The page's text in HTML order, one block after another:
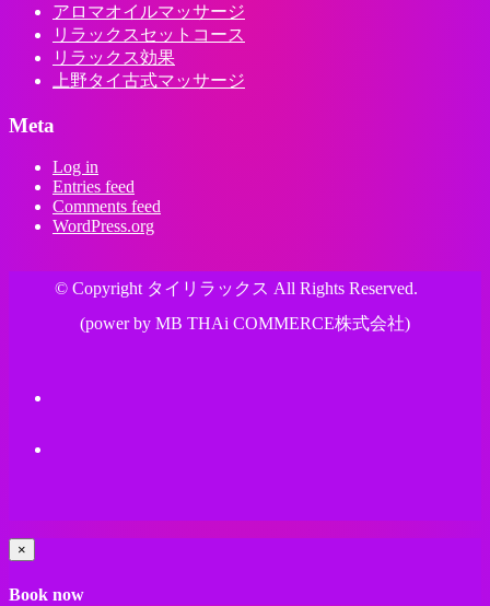
アロマオイルマッサージ
リラックスセットコース
リラックス効果
上野タイ古式マッサージ
Meta
Log in
Entries feed
Comments feed
WordPress.org
© Copyright タイリラックス All Rights Reserved.
(power by MB THAi COMMERCE株式会社)
×
Book now